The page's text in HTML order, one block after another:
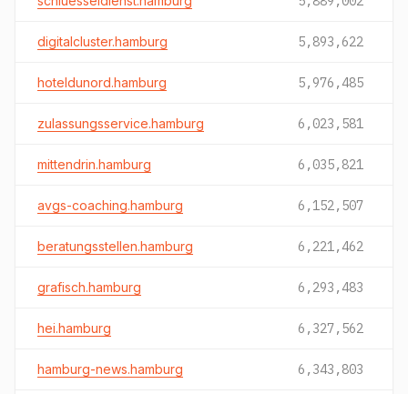
digitalcluster.hamburg 5,893,622
hoteldunord.hamburg 5,976,485
zulassungsservice.hamburg 6,023,581
mittendrin.hamburg 6,035,821
avgs-coaching.hamburg 6,152,507
beratungsstellen.hamburg 6,221,462
grafisch.hamburg 6,293,483
hei.hamburg 6,327,562
hamburg-news.hamburg 6,343,803